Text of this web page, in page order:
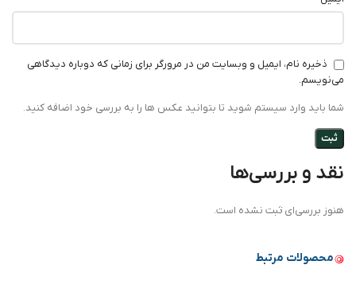
نقد و بررسی‌ها
هنوز بررسی‌ای ثبت نشده است.
ذخیره نام، ایمیل و وبسایت من در مرورگر برای زمانی که دوباره دیدگاهی
می‌نویسم.
شما باید وارد سیستم شوید تا بتوانید عکس ها را به بررسی خود اضافه کنید.
محصولات مرتبط